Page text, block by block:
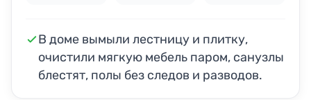
В доме вымыли лестницу и плитку,
очистили мягкую мебель паром, санузлы
блестят, полы без следов и разводов.